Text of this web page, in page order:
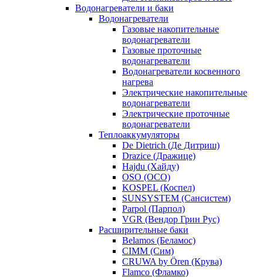
Водонагреватели и баки
Водонагреватели
Газовые накопительные
водонагреватели
Газовые проточные
водонагреватели
Водонагреватели косвенного
нагрева
Электрические накопительные
водонагреватели
Электрические проточные
водонагреватели
Теплоаккумуляторы
De Dietrich (Де Дитриш)
Drazice (Дражице)
Hajdu (Хайду)
OSO (ОСО)
KOSPEL (Коспел)
SUNSYSTEM (Сансистем)
Parpol (Парпол)
VGR (Вендор Грин Рус)
Расширительные баки
Belamos (Беламос)
CIMM (Сим)
CRUWA by Ören (Крува)
Flamco (Фламко)